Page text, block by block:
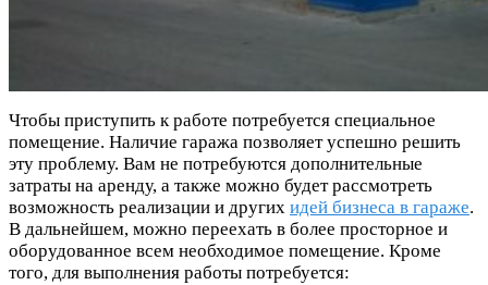
Чтобы приступить к работе потребуется специальное
помещение. Наличие гаража позволяет успешно решить
эту проблему. Вам не потребуются дополнительные
затраты на аренду, а также можно будет рассмотреть
возможность реализации и других идей бизнеса в гараже.
В дальнейшем, можно переехать в более просторное и
оборудованное всем необходимое помещение. Кроме
того, для выполнения работы потребуется: